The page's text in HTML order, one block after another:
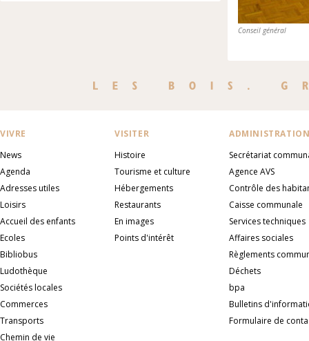
Conseil général
VIVRE
News
Agenda
Adresses utiles
Loisirs
Accueil des enfants
Ecoles
Bibliobus
Ludothèque
Sociétés locales
Commerces
Transports
Chemin de vie
VISITER
Histoire
Tourisme et culture
Hébergements
Restaurants
En images
Points d'intérêt
Secrétariat
Agence AVS
Contrôle des
Caisse communale
Services techniques
Affaires sociales
Règlements
Déchets
bpa
Bulletins
Formulaire de